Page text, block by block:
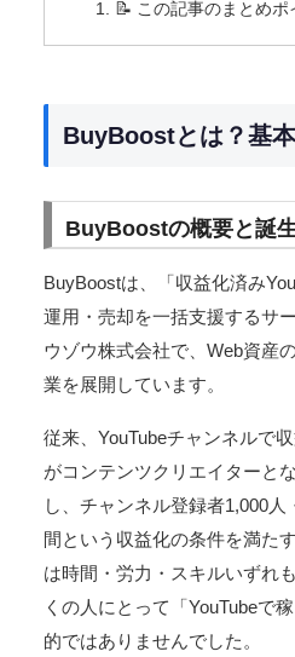
📝 この記事のまとめポ
BuyBoostとは？基
BuyBoostの概要と誕
BuyBoostは、「収益化済み
運用・売却を一括支援するサ
ウゾウ株式会社で、Web資産
業を展開しています。
従来、YouTubeチャンネルで
がコンテンツクリエイターと
し、チャンネル登録者1,000
間という収益化の条件を満た
は時間・労力・スキルいずれ
くの人にとって「YouTubeで
的ではありませんでした。